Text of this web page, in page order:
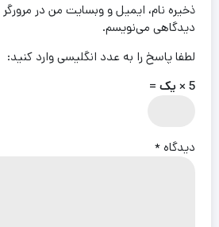
ذخیره نام، ایمیل و وبسایت من در مرورگر
دیدگاهی می‌نویسم.
لطفا پاسخ را به عدد انگلیسی وارد کنید:
5 × یک =
دیدگاه*